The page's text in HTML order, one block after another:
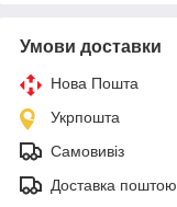
Умови доставки
Нова Пошта
Укрпошта
Самовивіз
Доставка поштою